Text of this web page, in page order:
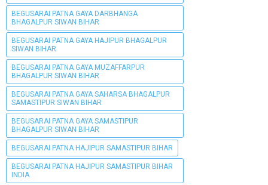
BEGUSARAI PATNA GAYA DARBHANGA
BHAGALPUR SIWAN BIHAR
BEGUSARAI PATNA GAYA HAJIPUR BHAGALPUR
SIWAN BIHAR
BEGUSARAI PATNA GAYA MUZAFFARPUR
BHAGALPUR SIWAN BIHAR
BEGUSARAI PATNA GAYA SAHARSA BHAGALPUR
SAMASTIPUR SIWAN BIHAR
BEGUSARAI PATNA GAYA SAMASTIPUR
BHAGALPUR SIWAN BIHAR
BEGUSARAI PATNA HAJIPUR SAMASTIPUR BIHAR
BEGUSARAI PATNA HAJIPUR SAMASTIPUR BIHAR
INDIA